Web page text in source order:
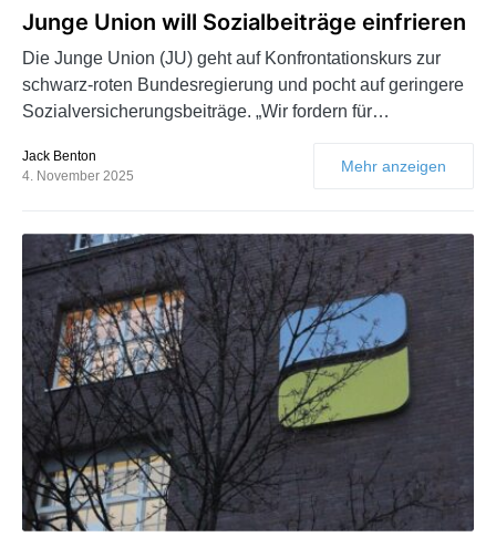
Junge Union will Sozialbeiträge einfrieren
Die Junge Union (JU) geht auf Konfrontationskurs zur
schwarz-roten Bundesregierung und pocht auf geringere
Sozialversicherungsbeiträge. „Wir fordern für…
Jack Benton
4. November 2025
Mehr anzeigen